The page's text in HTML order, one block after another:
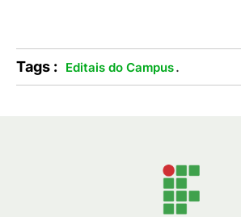
Tags : Editais do Campus.